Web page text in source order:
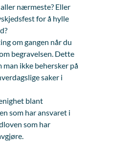
nærmeste? Eller
for å hylle
om gangen når du
begravelsen. Dette
man ikke behersker på
saker i
blant
som har ansvaret i
som har